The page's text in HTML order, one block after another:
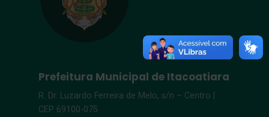
Prefeitura Municipal de Itacoatiara
R. Dr. Luzardo Ferreira de Melo, s/n – Centro |
CEP 69100-075